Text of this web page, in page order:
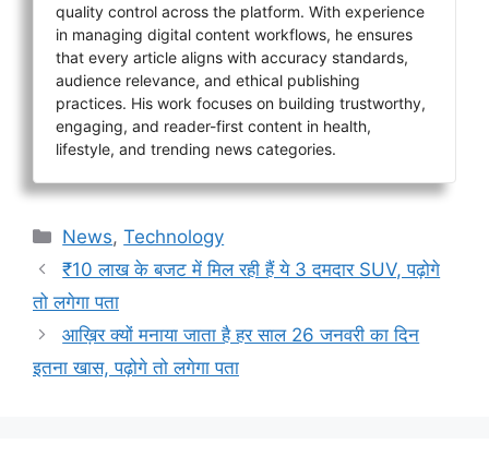
quality control across the platform. With experience
in managing digital content workflows, he ensures
that every article aligns with accuracy standards,
audience relevance, and ethical publishing
practices. His work focuses on building trustworthy,
engaging, and reader-first content in health,
lifestyle, and trending news categories.
Categories
News,Technology
₹10 लाख के बजट में मिल रही हैं ये 3 दमदार SUV, पढ़ोगे
तो लगेगा पता
आख़िर क्यों मनाया जाता है हर साल 26 जनवरी का दिन
इतना खास, पढ़ोगे तो लगेगा पता